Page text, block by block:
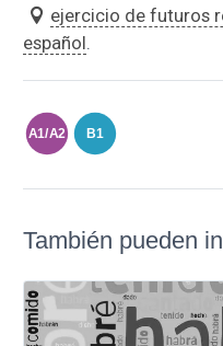
ejercicio de futuros
español.
A1/A2 B1
También pueden